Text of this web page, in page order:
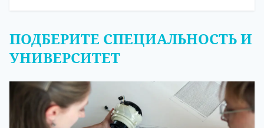
ПОДБЕРИТЕ СПЕЦИАЛЬНОСТЬ И
УНИВЕРСИТЕТ